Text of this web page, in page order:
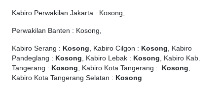
Kabiro Perwakilan Jakarta : Kosong,
Perwakilan Banten : Kosong,
Kabiro Serang : Kosong, Kabiro Cilgon : Kosong, Kabiro
Pandeglang : Kosong, Kabiro Lebak : Kosong, Kabiro Kab.
Tangerang : Kosong, Kabiro Kota Tangerang : Kosong,
Kabiro Kota Tangerang Selatan : Kosong